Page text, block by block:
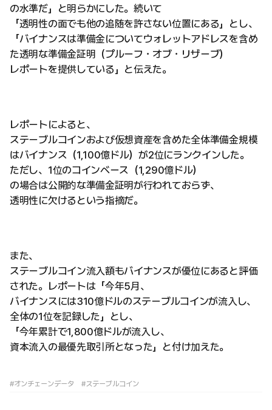
の水準だ」と明らかにした。続いて
「透明性の面でも他の追随を許さない位置にある」とし、
「バイナンスは準備金についてウォレットアドレスを含め
た透明な準備金証明（プルーフ・オブ・リザーブ）
レポートを提供している」と伝えた。
レポートによると、
ステーブルコインおよび仮想資産を含めた全体準備金規模
はバイナンス（1,100億ドル）が2位にランクインした。
ただし、1位のコインベース（1,290億ドル）
の場合は公開的な準備金証明が行われておらず、
透明性に欠けるという指摘だ。
また、
ステーブルコイン流入額もバイナンスが優位にあると評価
された。レポートは「今年5月、
バイナンスには310億ドルのステーブルコインが流入し、
全体の1位を記録した」とし、
「今年累計で1,800億ドルが流入し、
資本流入の最優先取引所となった」と付け加えた。
#オンチェーンデータ #ステーブルコイン